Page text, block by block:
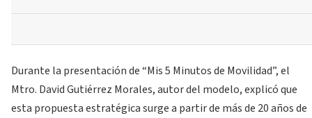
Durante la presentación de “Mis 5 Minutos de Movilidad”, el
Mtro. David Gutiérrez Morales, autor del modelo, explicó que
esta propuesta estratégica surge a partir de más de 20 años de